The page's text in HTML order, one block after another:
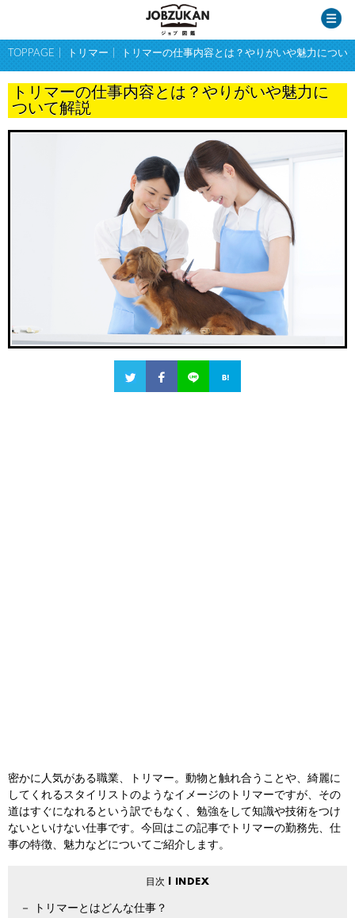
TOPPAGE トリマー トリマーの仕事内容とは？やりがいや魅力につい
トリマーの仕事内容とは？やりがいや魅力に
ついて解説
密かに人気がある職業、トリマー。動物と触れ合うことや、綺麗に
してくれるスタイリストのようなイメージのトリマーですが、その
道はすぐになれるという訳でもなく、勉強をして知識や技術をつけ
ないといけない仕事です。今回はこの記事でトリマーの勤務先、仕
事の特徴、魅力などについてご紹介します。
トリマーとはどんな仕事？